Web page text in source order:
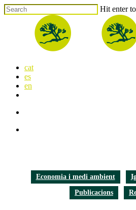
Skip
to
Hit enter
search
Menu
cat
es
en
Economia i medi ambient
Publicacions